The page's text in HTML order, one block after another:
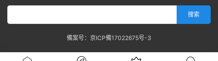
備案号：京ICP備17022675号-3